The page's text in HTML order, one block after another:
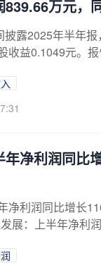
万元，
露2025年半年
收益0.1049元。
净利润同比
净利润同比增长
展：上半年净利